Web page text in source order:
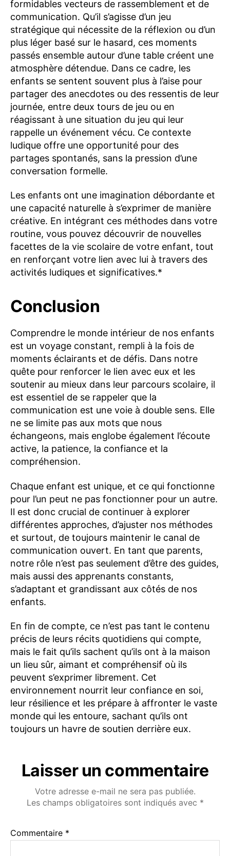
formidables vecteurs de rassemblement et de
communication. Qu’il s’agisse d’un jeu
stratégique qui nécessite de la réflexion ou d’un
plus léger basé sur le hasard, ces moments
passés ensemble autour d’une table créent une
atmosphère détendue. Dans ce cadre, les
enfants se sentent souvent plus à l’aise pour
partager des anecdotes ou des ressentis de leur
journée, entre deux tours de jeu ou en
réagissant à une situation du jeu qui leur
rappelle un événement vécu. Ce contexte
ludique offre une opportunité pour des
partages spontanés, sans la pression d’une
conversation formelle.
Les enfants ont une imagination débordante et
une capacité naturelle à s’exprimer de manière
créative. En intégrant ces méthodes dans votre
routine, vous pouvez découvrir de nouvelles
facettes de la vie scolaire de votre enfant, tout
en renforçant votre lien avec lui à travers des
activités ludiques et significatives.*
Conclusion
Comprendre le monde intérieur de nos enfants
est un voyage constant, rempli à la fois de
moments éclairants et de défis. Dans notre
quête pour renforcer le lien avec eux et les
soutenir au mieux dans leur parcours scolaire, il
est essentiel de se rappeler que la
communication est une voie à double sens. Elle
ne se limite pas aux mots que nous
échangeons, mais englobe également l’écoute
active, la patience, la confiance et la
compréhension.
Chaque enfant est unique, et ce qui fonctionne
pour l’un peut ne pas fonctionner pour un autre.
Il est donc crucial de continuer à explorer
différentes approches, d’ajuster nos méthodes
et surtout, de toujours maintenir le canal de
communication ouvert. En tant que parents,
notre rôle n’est pas seulement d’être des guides,
mais aussi des apprenants constants,
s’adaptant et grandissant aux côtés de nos
enfants.
En fin de compte, ce n’est pas tant le contenu
précis de leurs récits quotidiens qui compte,
mais le fait qu’ils sachent qu’ils ont à la maison
un lieu sûr, aimant et compréhensif où ils
peuvent s’exprimer librement. Cet
environnement nourrit leur confiance en soi,
leur résilience et les prépare à affronter le vaste
monde qui les entoure, sachant qu’ils ont
toujours un havre de soutien derrière eux.
Laisser un commentaire
Votre adresse e-mail ne sera pas publiée.
Les champs obligatoires sont indiqués avec *
Commentaire *